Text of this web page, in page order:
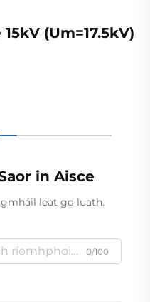
(Um=17.5kV)
in Aisce
leat go luath.
0/100